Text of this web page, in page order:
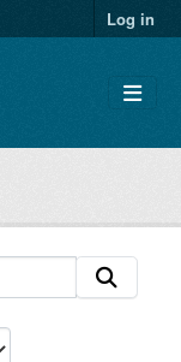
Log in